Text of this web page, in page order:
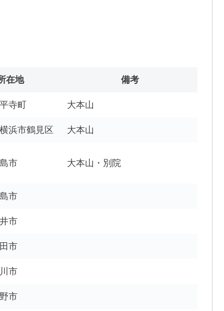
在地 備考
寺町 大本山
浜市鶴見区 大本山
市 大本山・別院
市
市
市
市
市